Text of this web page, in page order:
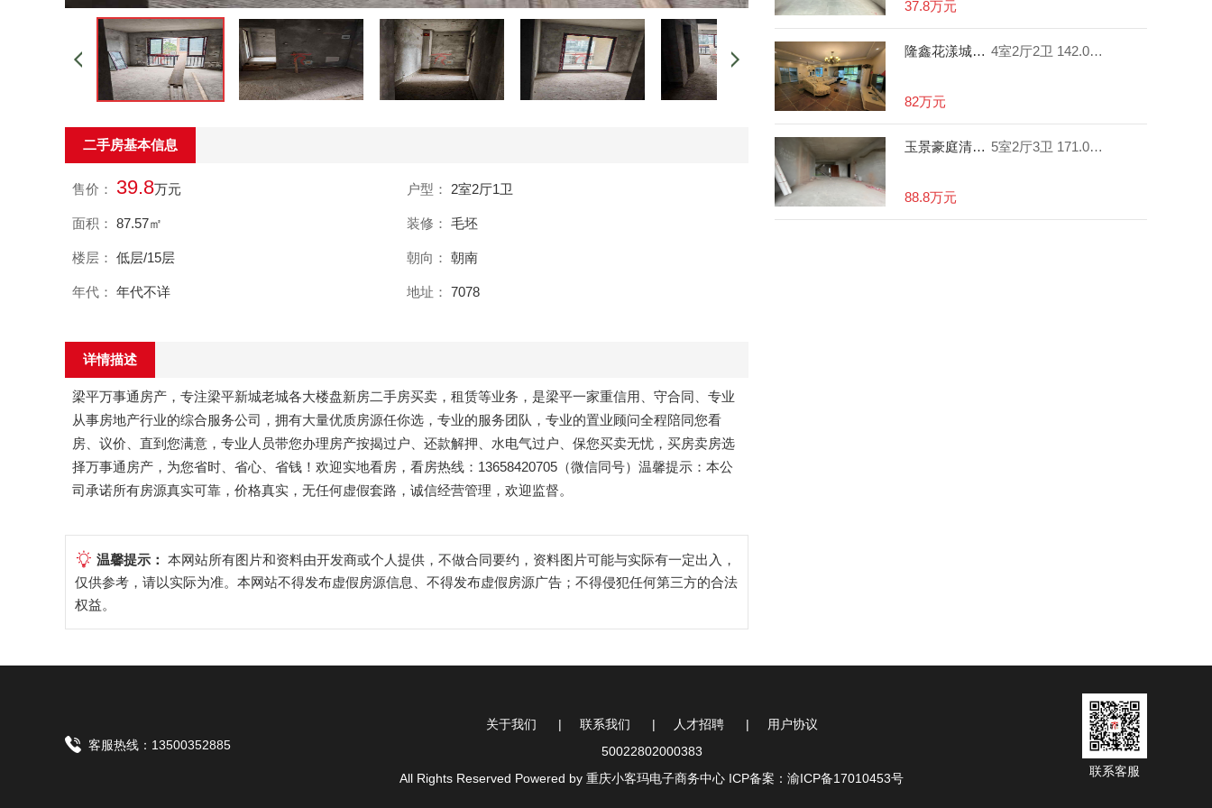
二手房基本信息
售价： 39.8万元 户型： 2室2厅1卫
面积： 87.57㎡ 装修： 毛坯
楼层： 低层/15层 朝向： 朝南
年代： 年代不详 地址： 7078
详情描述
梁平万事通房产，专注梁平新城老城各大楼盘新房二手房买卖，租赁等业务，是梁平一家重信用、守合同、专业
从事房地产行业的综合服务公司，拥有大量优质房源任你选，专业的服务团队，专业的置业顾问全程陪同您看
房、议价、直到您满意，专业人员带您办理房产按揭过户、还款解押、水电气过户、保您买卖无忧，买房卖房选
择万事通房产，为您省时、省心、省钱！欢迎实地看房，看房热线：13658420705（微信同号）温馨提示：本公
司承诺所有房源真实可靠，价格真实，无任何虚假套路，诚信经营管理，欢迎监督。
温馨提示： 本网站所有图片和资料由开发商或个人提供，不做合同要约，资料图片可能与实际有一定出入，
仅供参考，请以实际为准。本网站不得发布虚假房源信息、不得发布虚假房源广告；不得侵犯任何第三方的合法
权益。
37.8万元
隆鑫花漾城精装四房双卫带阳台 4室2厅2卫 142.00㎡
82万元
玉景豪庭清水五房三卫带阳台 采光好 5室2厅3卫 171.00㎡
88.8万元
客服热线：13500352885
关于我们 联系我们 人才招聘
用户协议
50022802000383
All Rights Reserved Powered by 重庆小客玛电子商务中心 ICP备案：渝ICP备17010453号 联系客服